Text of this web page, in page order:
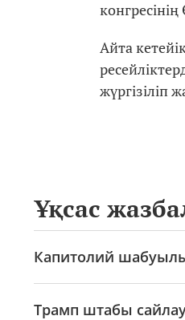
Айта
жүргізіліп
Ұқсас
Капитолий
Трамп штабы